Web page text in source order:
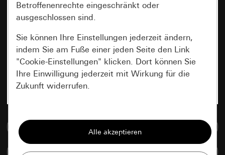
Artikel vergleichen
Betroffenenrechte eingeschränkt oder
ausgeschlossen sind.
Sie können Ihre Einstellungen jederzeit ändern,
indem Sie am Fuße einer jeden Seite den Link
"Cookie-Einstellungen" klicken. Dort können Sie
Ihre Einwilligung jederzeit mit Wirkung für die
Zukunft widerrufen.
Alle Cookies, die wir benötigen um Ihnen die
Seite anzeigen zu können.